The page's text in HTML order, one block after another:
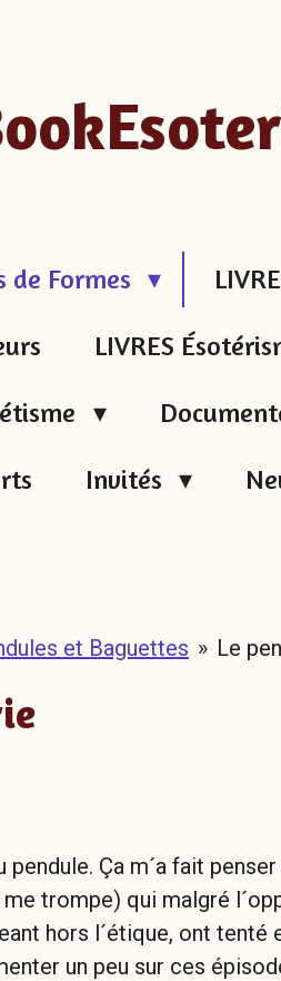
de Formes
LIVRES
Invités
et Baguettes » Le
Ça m´a fait
trompe) qui malgré
hors l´étique, ont
un peu sur ces